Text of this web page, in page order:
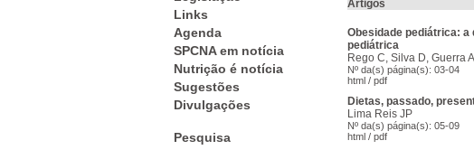
Links
Agenda
SPCNA em notícia
Nutrição é notícia
Sugestões
Divulgações
Pesquisa
Artigos
Obesidade pediátrica: a
pediátrica
Rego C, Silva D, Guerra
Nº da(s) página(s): 03-04
html / pdf
Dietas, passado,
Lima Reis JP
Nº da(s) página(s): 05-09
html / pdf